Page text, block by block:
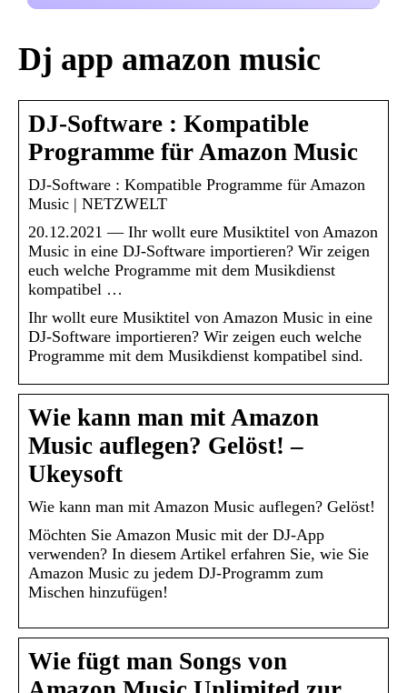
Dj app amazon music
DJ-Software : Kompatible
Programme für Amazon Music
DJ-Software : Kompatible Programme für Amazon
Music | NETZWELT
20.12.2021 — Ihr wollt eure Musiktitel von Amazon
Music in eine DJ-Software importieren? Wir zeigen
euch welche Programme mit dem Musikdienst
kompatibel …
Ihr wollt eure Musiktitel von Amazon Music in eine
DJ-Software importieren? Wir zeigen euch welche
Programme mit dem Musikdienst kompatibel sind.
Wie kann man mit Amazon
Music auflegen? Gelöst! –
Ukeysoft
Wie kann man mit Amazon Music auflegen? Gelöst!
Möchten Sie Amazon Music mit der DJ-App
verwenden? In diesem Artikel erfahren Sie, wie Sie
Amazon Music zu jedem DJ-Programm zum
Mischen hinzufügen!
Wie fügt man Songs von